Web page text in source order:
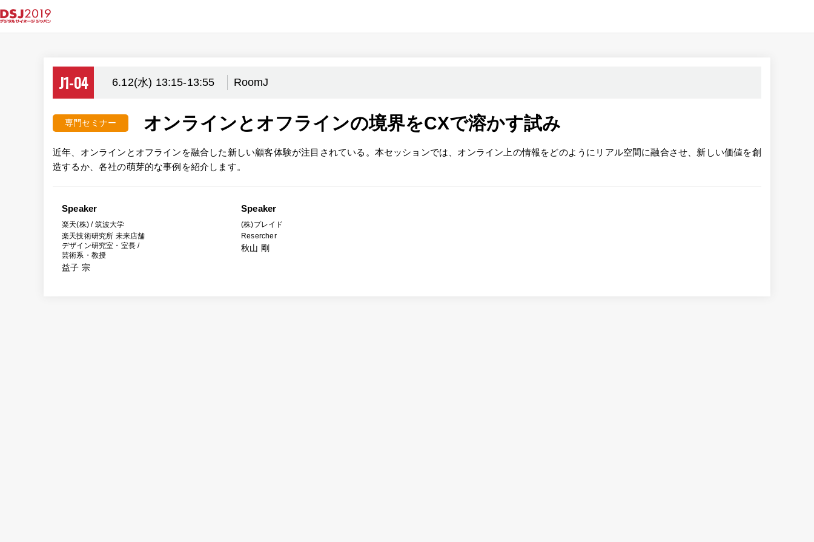
J1-04 6.12(水) 13:15-13:55 RoomJ
専門セミナー オンラインとオフラインの境界をCXで溶かす試み
近年、オンラインとオフラインを融合した新しい顧客体験が注目されている。本セッションでは、オンライン上の情報をどのようにリアル空間に融合させ、新しい価値を創
造するか、各社の萌芽的な事例を紹介します。
Speaker
楽天(株) / 筑波大学
楽天技術研究所 未来店舗
デザイン研究室・室長 /
芸術系・教授
益子 宗
Speaker
(株)プレイド
Resercher
秋山 剛